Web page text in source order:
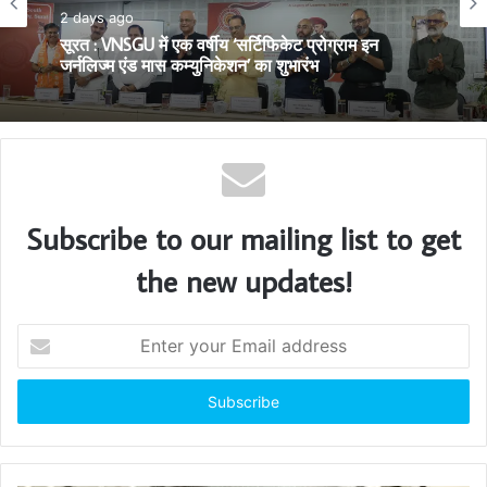
शिक्षा-रोजगार
2 days ago
सूरत : VNSGU में एक वर्षीय ‘सर्टिफिकेट प्रोग्राम इन
जर्नलिज्म एंड मास कम्युनिकेशन’ का शुभारंभ
2 days ago
सूरत का गौरव: AM/NS India के हज़ीरा प्लान्ट में निर्मित
स्टील से सुसज्जित भारतीय नौसेना का नवीनतम युद्धोपात INS
मालवण
Subscribe to our mailing list to get
the new updates!
t
r
y